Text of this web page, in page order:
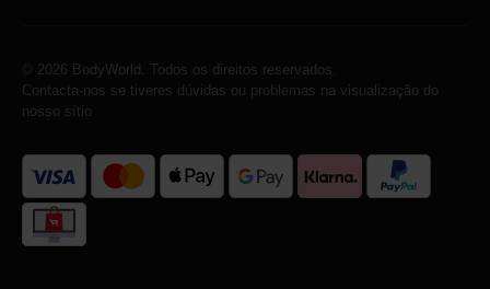
© 2026 BodyWorld. Todos os direitos reservados.
Contacta-nos se tiveres dúvidas ou problemas na visualização do
nosso sítio